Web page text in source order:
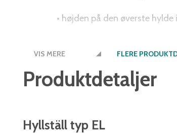
• højden på den øverste
VIS MERE FLERE
Produktdetaljer
Hyllställ typ EL